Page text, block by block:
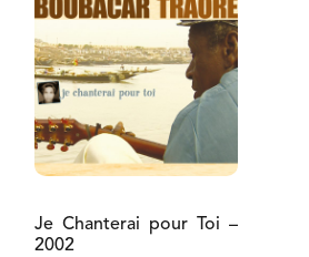
Je Chanterai pour Toi –
2002